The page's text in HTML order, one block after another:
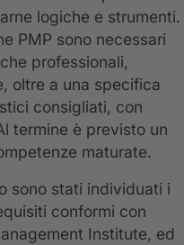
logiche e strumenti.
PMP sono necessari
professionali,
oltre a una specifica
consigliati, con
termine è previsto un
maturate.
sono stati individuati i
conformi con
Institute, ed